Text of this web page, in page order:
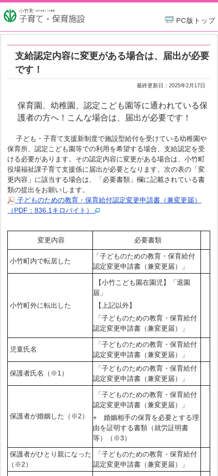
PC版トップ
支給認定内容に変更がある場合は、届出が必要
です！
最終更新日：2025年2月17日
保育園、幼稚園、認定こども園等に通われている保
護者の方へ！こんな場合は、届出が必要です！
子ども・子育て支援新制度で施設型給付を受けている幼稚園や
保育所、認定こども園等での利用を希望する場合、支給認定を受
ける必要があります。その認定内容に変更がある場合は、小竹町
役場福祉課子育て支援係に届出が必要となります。次の表の「変
更内容」に該当する場合は、「必要書類」欄に記載されている書
類の提出をお願いします。
子どものための教育・保育給付認定変更申請書（兼変更届）
（PDF：836.1キロバイト）
変更内容 必要書類
小竹町内で転居した
「子どものための教育・保育給付
認定変更申請書（兼変更届）」
小竹町外に転出した
【小竹こども園在園児】「退園
届」
【上記以外】
「子どものための教育・保育給付
認定変更申請書（兼変更届）」
児童氏名
「子どものための教育・保育給付
認定変更申請書（兼変更届）」
保護者氏名（※1）
「子どものための教育・保育給付
認定変更申請書（兼変更届）」
保護者が婚姻した（※2）
「子どものための教育・保育給付
認定変更申請書（兼変更届）」
+ 婚姻相手の保育を必要とする理
由を証明する書類（就労証明書
等）（※3）
保護者がひとり親になった
（※2）
「子どものための教育・保育給付
認定変更申請書（兼変更届）」